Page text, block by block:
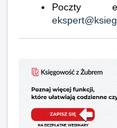
Poczty